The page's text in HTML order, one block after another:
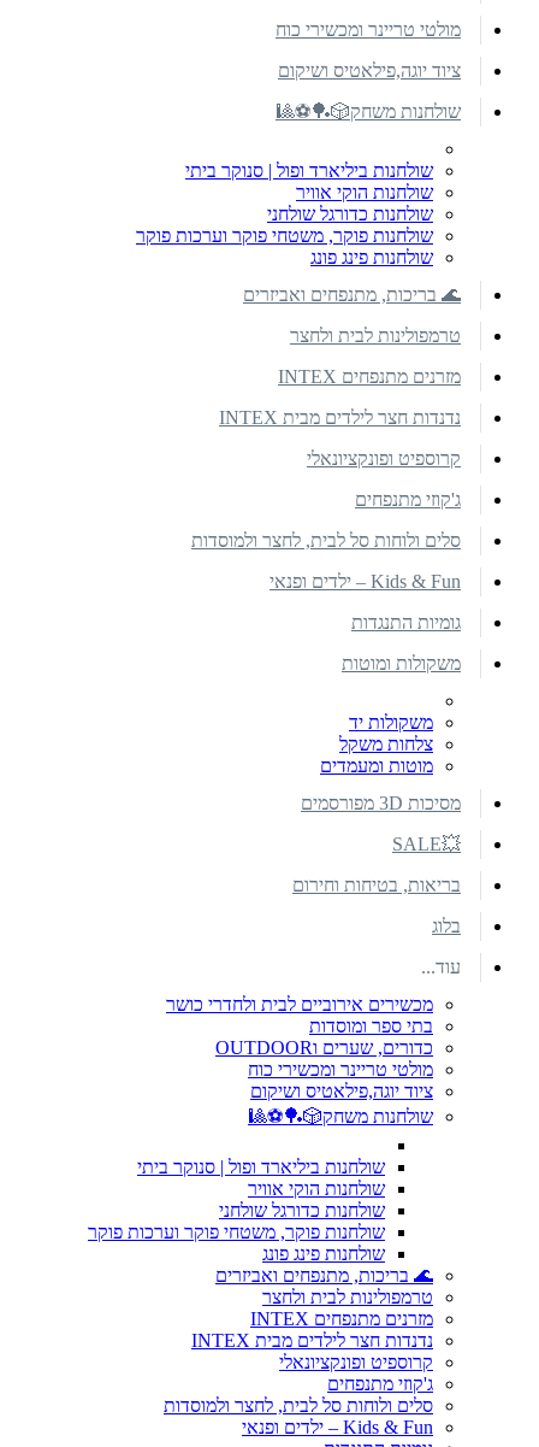
מולטי טריינר ומכשירי כוח
ציוד יוגה,פילאטיס ושיקום
שולחנות משחק🎲🏓⚽🎱
שולחנות ביליארד ופול | סנוקר ביתי
שולחנות הוקי אוויר
שולחנות כדורגל שולחני
שולחנות פוקר, משטחי פוקר וערכות פוקר
שולחנות פינג פונג
🌊 בריכות, מתנפחים ואביזרים
טרמפולינות לבית ולחצר
מזרנים מתנפחים INTEX
נדנדות חצר לילדים מבית INTEX
קרוספיט ופונקציונאלי
ג'קוזי מתנפחים
סלים ולוחות סל לבית, לחצר ולמוסדות
Kids & Fun – ילדים ופנאי
גומיות התנגדות
משקולות ומוטות
משקולות יד
צלחות משקל
מוטות ומעמדים
מסיכות 3D מפורסמים
💥SALE
בריאות, בטיחות וחירום
בלוג
עוד...
מכשירים אירוביים לבית ולחדרי כושר
בתי ספר ומוסדות
כדורים, שערים וOUTDOOR
מולטי טריינר ומכשירי כוח
ציוד יוגה,פילאטיס ושיקום
שולחנות משחק🎲🏓⚽🎱
שולחנות ביליארד ופול | סנוקר ביתי
שולחנות הוקי אוויר
שולחנות כדורגל שולחני
שולחנות פוקר, משטחי פוקר וערכות פוקר
שולחנות פינג פונג
🌊 בריכות, מתנפחים ואביזרים
טרמפולינות לבית ולחצר
מזרנים מתנפחים INTEX
נדנדות חצר לילדים מבית INTEX
קרוספיט ופונקציונאלי
ג'קוזי מתנפחים
סלים ולוחות סל לבית, לחצר ולמוסדות
Kids & Fun – ילדים ופנאי